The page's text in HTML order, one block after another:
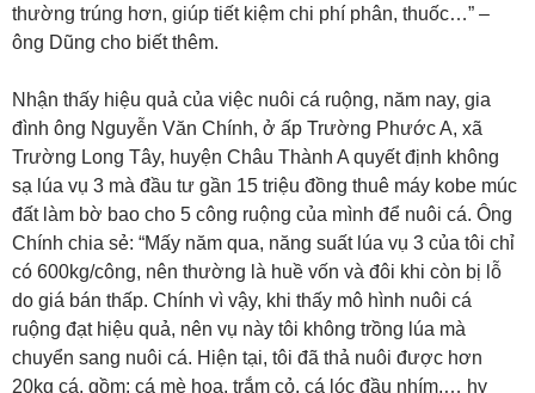
thường trúng hơn, giúp tiết kiệm chi phí phân, thuốc…” –
ông Dũng cho biết thêm.
Nhận thấy hiệu quả của việc nuôi cá ruộng, năm nay, gia
đình ông Nguyễn Văn Chính, ở ấp Trường Phước A, xã
Trường Long Tây, huyện Châu Thành A quyết định không
sạ lúa vụ 3 mà đầu tư gần 15 triệu đồng thuê máy kobe múc
đất làm bờ bao cho 5 công ruộng của mình để nuôi cá. Ông
Chính chia sẻ: “Mấy năm qua, năng suất lúa vụ 3 của tôi chỉ
có 600kg/công, nên thường là huề vốn và đôi khi còn bị lỗ
do giá bán thấp. Chính vì vậy, khi thấy mô hình nuôi cá
ruộng đạt hiệu quả, nên vụ này tôi không trồng lúa mà
chuyển sang nuôi cá. Hiện tại, tôi đã thả nuôi được hơn
20kg cá, gồm: cá mè hoa, trắm cỏ, cá lóc đầu nhím,… hy